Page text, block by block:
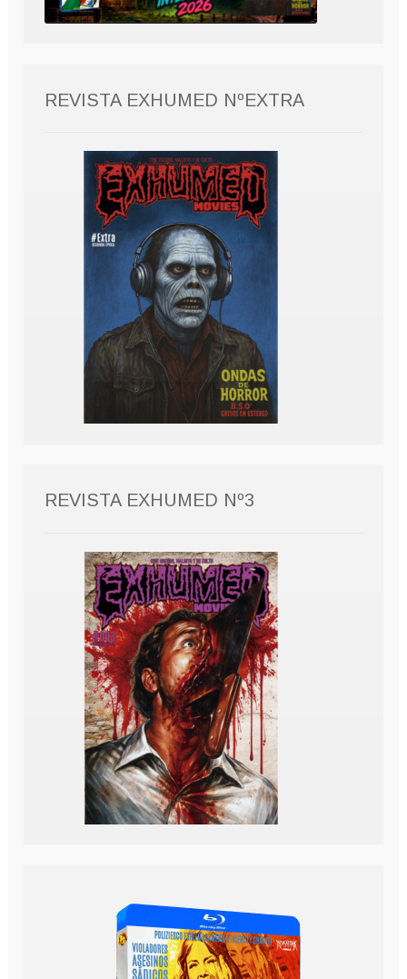
REVISTA EXHUMED NºEXTRA
REVISTA EXHUMED Nº3